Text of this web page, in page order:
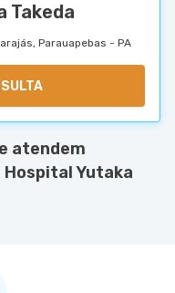
Takeda
Parauapebas - PA
atendem
Yutaka